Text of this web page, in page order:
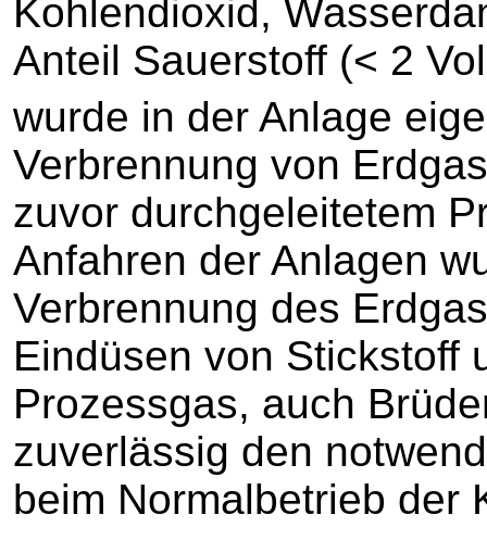
Kohlendioxid,
Anteil Sauerstoff (< 2
wurde in der Anlage
Verbrennung von
zuvor durchgeleitetem
Anfahren der Anlagen
Verbrennung des
Eindüsen von Stickstoff
Prozessgas, auch
zuverlässig den
beim Normalbetrieb der